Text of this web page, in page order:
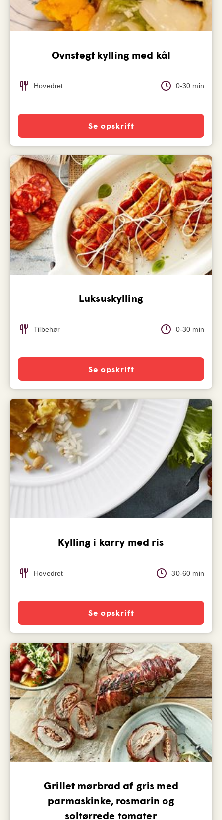
Ovnstegt kylling med kål
Hovedret 0-30 min
Se opskrift
Luksuskylling
Tilbehør 0-30 min
Se opskrift
Kylling i karry med ris
Hovedret 30-60 min
Se opskrift
Grillet mørbrad af gris med
parmaskinke, rosmarin og
soltørrede tomater